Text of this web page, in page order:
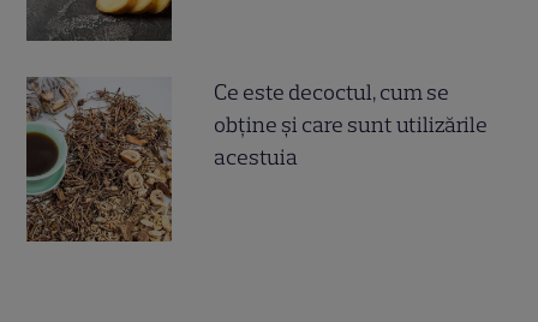
Ce este decoctul, cum se
obţine şi care sunt utilizările
acestuia